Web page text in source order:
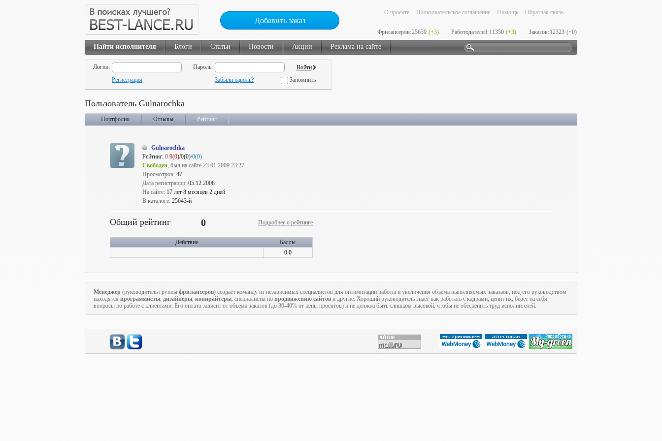
Добавить заказ
О проекте Пользовательское соглашение Помощь Обратная связь
Фрилансеров:25639 (+3) Работодателей:11350 (+3) Заказов:12323 (+0)
Найти исполнителя Блоги Статьи Новости Акции Реклама на сайте
Логин:
Пароль:
Регистрация
Забыли пароль? Запомнить
Пользователь Gulnarochka
Портфолио Отзывы Рейтинг
Gulnarochka
Рейтинг: 0 0(0)/0(0)/0(0)
Свободен, был на сайте 23.01.2009 23:27
Просмотров: 47
Дата регистрации: 05.12.2008
На сайте: 17 лет 8 месяцев 2 дней
В каталоге: 25643-й
Общий рейтинг 0 Подробнее о рейтинге
Действие
Баллы
0.0
Менеджер (руководитель группы фрилансеров) создает команду из независимых специалистов для оптимизации работы и увеличения объёма выполняемых заказаов, под его руководством
находятся программисты, дизайнеры, копирайтеры, специалисты по продвижению сайтов и другие. Хороший руководитель знает как работать с кадрами, ценит их, берёт на себя
вопросы по работе с клиентами. Его оплата зависит от объёма заказов (до 30-40% от цены проектов) и не должна быть слишком высокой, чтобы не обесценить труд исполнителей.